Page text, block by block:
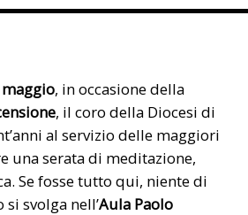
, in occasione della
, ilcoro della Diocesi di
al servizio delle maggiori
una serata di meditazione,
Se fosse tutto qui, niente di
si svolga nell’Aula Paolo